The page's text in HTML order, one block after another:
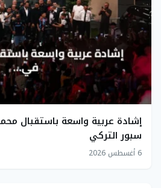
إشادة عربية واسعة باستقبال
سبور التركي
6 أغسطس 2026